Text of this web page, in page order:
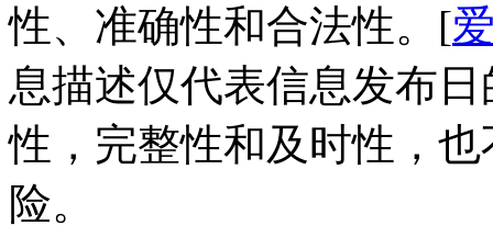
性、准确性和合法性。[
息描述仅代表信息发布
性，完整性和及时性，
险。